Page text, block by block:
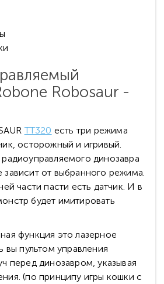
Robosaur -
TT320 есть три режима
осторожный и игривый.
динозавра
от выбранного режима.
части пасти есть датчик. И в
будет имитировать
функция это лазерное
вы пультом управления
перед динозавром, указывая
(по принципу игры кошки с